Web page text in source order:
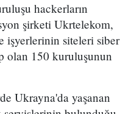
hackerların
şirketi Ukrtelekom,
işyerlerinin siteleri siber
olan 150 kuruluşunun
Ukrayna'da yaşanan